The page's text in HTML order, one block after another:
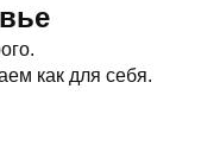
как для себя.